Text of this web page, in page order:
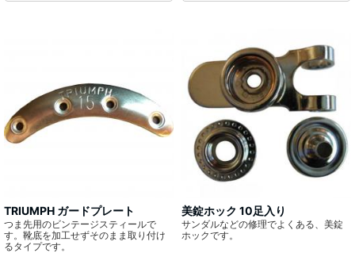
TRIUMPH ガードプレート
つま先用のビンテージスティールで
す。靴底を加工せずそのまま取り付け
るタイプです。
美錠ホック 10足入り
サンダルなどの修理でよくある、美錠
ホックです。